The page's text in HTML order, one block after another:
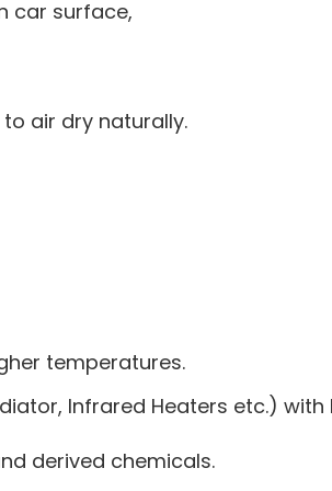
car surface,
air dry naturally.
temperatures.
Infrared Heaters etc.) with
derived chemicals.